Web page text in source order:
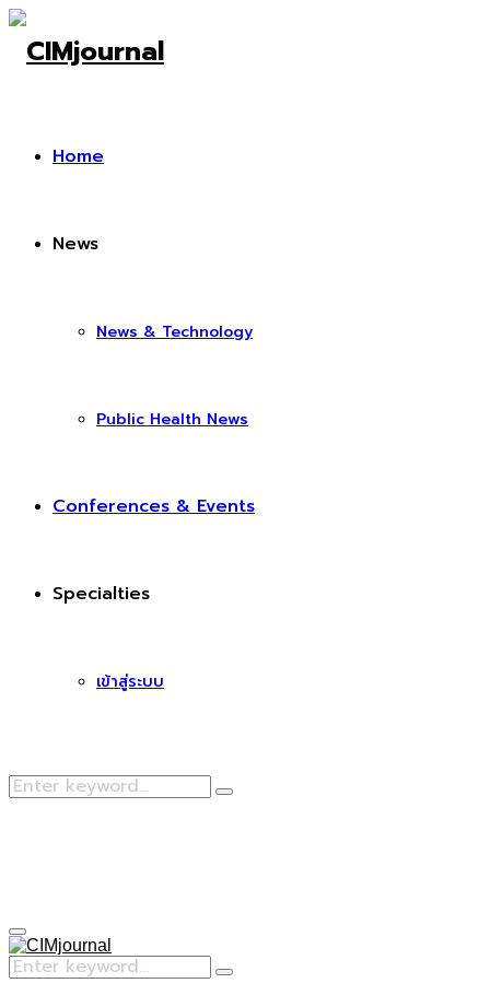
Home
News
News & Technology
Public Health News
Conferences & Events
Specialties
เข้าสู่ระบบ
Search
Search
Primary
Menu
Search
for:
Search